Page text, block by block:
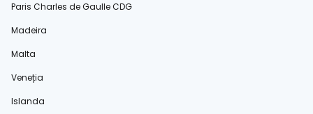
Paris Charles de Gaulle CDG
Madeira
Malta
Veneția
Islanda